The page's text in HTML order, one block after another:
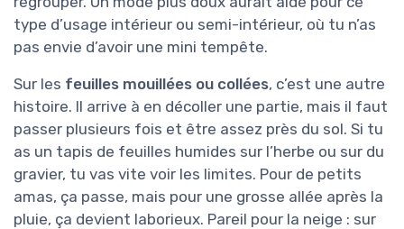
type d’usage intérieur ou semi-intérieur, où tu n’as
pas envie d’avoir une mini tempête.
Sur les feuilles mouillées ou collées, c’est une autre
histoire. Il arrive à en décoller une partie, mais il faut
passer plusieurs fois et être assez près du sol. Si tu
as un tapis de feuilles humides sur l’herbe ou sur du
gravier, tu vas vite voir les limites. Pour de petits
amas, ça passe, mais pour une grosse allée après la
pluie, ça devient laborieux. Pareil pour la neige : sur